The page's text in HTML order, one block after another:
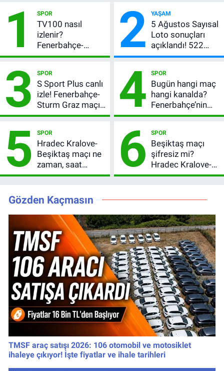
1 SPOR
TV100 nasıl
izlenir?
Fenerbahçe-
Sturm Graz maçı
bilgileri
2 YAŞAM
5 Ağustos Sayısal
Loto sonuçları
açıklandı! 522
milyon TL devretti
3 SPOR
S Sport Plus canlı
izle! Fenerbahçe-
Sturm Graz maçı
nasıl izlenir?
4 SPOR
Bugün hangi maç
hangi kanalda?
Fenerbahçe’nin
Avrupa sınavı
yayınlanacak
5 SPOR
Hradec Kralove-
Beşiktaş maçı ne
zaman, saat
kaçta? Şifresiz
3. Ön Eleme Turu
6 SPOR
Beşiktaş maçı
şifresiz mi?
Hradec Kralove-
Beşiktaş hangi
Gözden Kaçmasın
TMSF araç satışı 2026: 106 otomobil ve motosiklet
ihaleye çıkıyor! İşte fiyatlar ve ihale tarihleri